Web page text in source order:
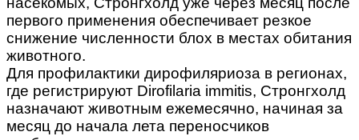
первого применения обеспечивает резкое
снижение численности блох в местах обитания
животного.
Для профилактики дирофиляриоза в регионах,
где регистрируют Dirofilaria immitis, Стронгхолд
назначают животным ежемесячно, начиная за
месяц до начала лета переносчиков